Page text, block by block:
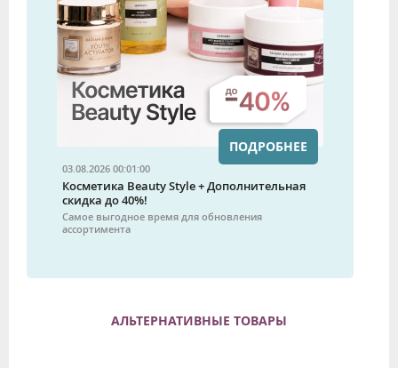
03.08.2026 00:01:00
Косметика Beauty Style + Дополнительная
скидка до 40%!
Самое выгодное время для обновления
ассортимента
ПОДРОБНЕЕ
АЛЬТЕРНАТИВНЫЕ ТОВАРЫ